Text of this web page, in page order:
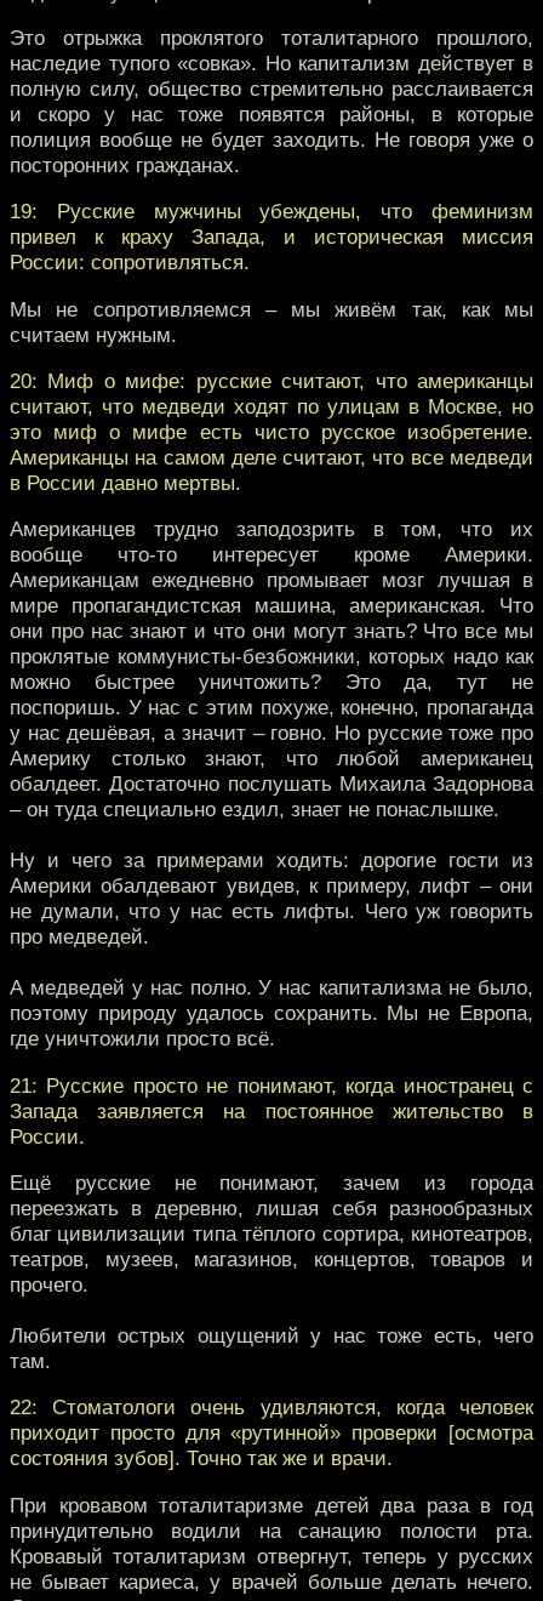
Это отрыжка проклятого тоталитарного прошлого,
наследие тупого «совка». Но капитализм действует в
полную силу, общество стремительно расслаивается
и скоро у нас тоже появятся районы, в которые
полиция вообще не будет заходить. Не говоря уже о
посторонних гражданах.
19: Русские мужчины убеждены, что феминизм
привел к краху Запада, и историческая миссия
России: сопротивляться.
Мы не сопротивляемся – мы живём так, как мы
считаем нужным.
20: Миф о мифе: русские считают, что американцы
считают, что медведи ходят по улицам в Москве, но
это миф о мифе есть чисто русское изобретение.
Американцы на самом деле считают, что все медведи
в России давно мертвы.
Американцев трудно заподозрить в том, что их
вообще что-то интересует кроме Америки.
Американцам ежедневно промывает мозг лучшая в
мире пропагандистская машина, американская. Что
они про нас знают и что они могут знать? Что все мы
проклятые коммунисты-безбожники, которых надо как
можно быстрее уничтожить? Это да, тут не
поспоришь. У нас с этим похуже, конечно, пропаганда
у нас дешёвая, а значит – говно. Но русские тоже про
Америку столько знают, что любой американец
обалдеет. Достаточно послушать Михаила Задорнова
– он туда специально ездил, знает не понаслышке.
Ну и чего за примерами ходить: дорогие гости из
Америки обалдевают увидев, к примеру, лифт – они
не думали, что у нас есть лифты. Чего уж говорить
про медведей.
А медведей у нас полно. У нас капитализма не было,
поэтому природу удалось сохранить. Мы не Европа,
где уничтожили просто всё.
21: Русские просто не понимают, когда иностранец с
Запада заявляется на постоянное жительство в
России.
Ещё русские не понимают, зачем из города
переезжать в деревню, лишая себя разнообразных
благ цивилизации типа тёплого сортира, кинотеатров,
театров, музеев, магазинов, концертов, товаров и
прочего.
Любители острых ощущений у нас тоже есть, чего
там.
22: Стоматологи очень удивляются, когда человек
приходит просто для «рутинной» проверки [осмотра
состояния зубов]. Точно так же и врачи.
При кровавом тоталитаризме детей два раза в год
принудительно водили на санацию полости рта.
Кровавый тоталитаризм отвергнут, теперь у русских
не бывает кариеса, у врачей больше делать нечего.